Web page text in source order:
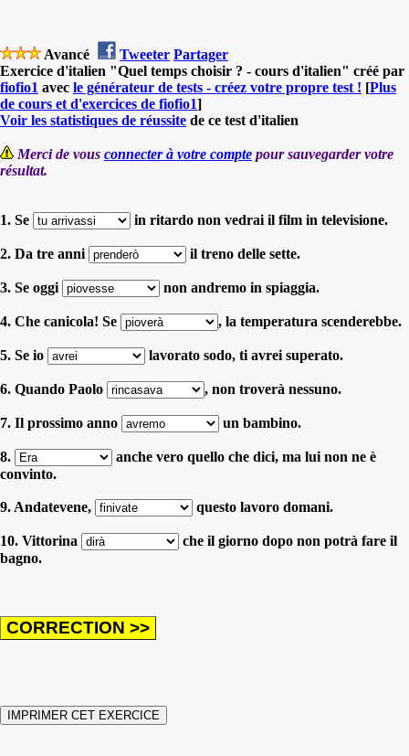
Avancé Tweeter Partager
Exercice d'italien "Quel temps choisir ? - cours d'italien" créé par
fiofio1 avec le générateur de tests - créez votre propre test ! [Plus
de cours et d'exercices de fiofio1]
Voir les statistiques de réussite de ce test d'italien
Merci de vous connecter à votre compte pour sauvegarder votre
résultat.
1. Se in ritardo non vedrai il film in televisione.
2. Da tre anni il treno delle sette.
3. Se oggi non andremo in spiaggia.
4. Che canicola! Se , la temperatura scenderebbe.
5. Se io lavorato sodo, ti avrei superato.
6. Quando Paolo , non troverà nessuno.
7. Il prossimo anno un bambino.
8.
anche vero quello che dici, ma lui non ne è
convinto.
9. Andatevene, questo lavoro domani.
10. Vittorina
che il giorno dopo non potrà fare il
bagno.